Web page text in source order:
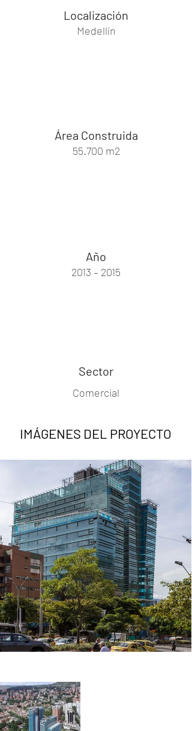
Localización
Medellín
Área Construida
55.700 m2
Año
2013 – 2015
Sector
Comercial
IMÁGENES DEL PROYECTO